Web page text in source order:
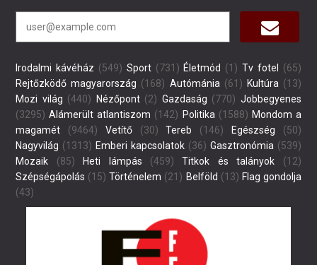
Irodalmi kávéház (549) Sport(731) Életmód (1) Tv fotel
(65)
Rejtőzködő magyarország (168) Autómánia (61) Kultúra (13)
Mozi világ (440) Nézőpont(2) Gazdaság (770) Jobbegyenes
(3295) Alámerült atlantiszom (142) Politika (1588) Mondom a
magamét (9464) Vetítő(30) Tereb (146) Egészség (50)
Nagyvilág (1313) Emberi kapcsolatok (36) Gasztronómia (539)
Mozaik (85) Heti lámpás (459) Titkok és talányok (12)
Szépségápolás (15) Történelem (21) Belföld (13) Flag gondolja
(43)